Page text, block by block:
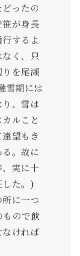
ったの
が身長
するよ
く、只
を尾瀬
雪期には
、雪は
ルこと
望もき
。故に
実に十
した。)
に一つ
もので飲
ければ